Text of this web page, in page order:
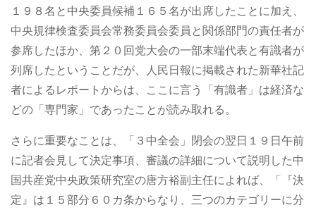
１９８名と中央委員候補１６５名が出席したことに加え、
中央規律検査委員会常務委員会委員と関係部門の責任者が
参席したほか、第２０回党大会の一部末端代表と有識者が
列席したということだが、人民日報に掲載された新華社記
者によるレポートからは、ここに言う「有識者」は経済な
どの「専門家」であったことが読み取れる。
さらに重要なことは、「３中全会」閉会の翌日１９日午前
に記者会見して決定事項、審議の詳細について説明した中
国共産党中央政策研究室の唐方裕副主任によれば、「『決
定』は１５部分６０カ条からなり、三つのカテゴリーに分